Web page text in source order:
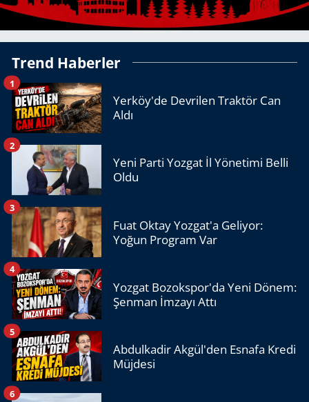
Trend Haberler
Yerköy'de Devrilen Traktör Can
Aldı
1
Yeni Parti Yozgat İl Yönetimi Belli
Oldu
2
Fuat Oktay Yozgat'a Geliyor:
Yoğun Program Var
3
Yozgat Bozokspor'da Yeni Dönem:
Şenman İmzayı Attı
4
Abdulkadir Akgül'den Esnafa Kredi
Müjdesi
5
6